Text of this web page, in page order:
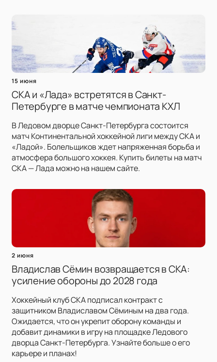
15 июня
СКА и «Лада» встретятся в Санкт-
Петербурге в матче чемпионата КХЛ
В Ледовом дворце Санкт-Петербурга состоится
матч Континентальной хоккейной лиги между СКА и
«Ладой». Болельщиков ждет напряженная борьба и
атмосфера большого хоккея. Купить билеты на матч
СКА — Лада можно на нашем сайте.
2 июня
Владислав Сёмин возвращается в СКА:
усиление обороны до 2028 года
Хоккейный клуб СКА подписал контракт с
защитником Владиславом Сёминым на два года.
Ожидается, что он укрепит оборону команды и
добавит динамики в игру на площадке Ледового
дворца Санкт-Петербурга. Узнайте больше о его
карьере и планах!